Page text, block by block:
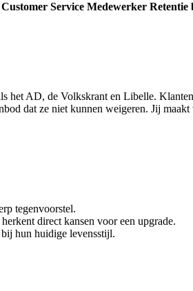
Service Medewerker
het AD, de Volkskrant en Libelle.
dat ze niet kunnen weigeren. Jij
tegenvoorstel.
direct kansen voor een upgrade.
hun huidige levensstijl.